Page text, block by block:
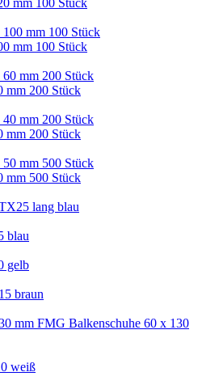
mm 100 Stück
mm 200 Stück
mm 200 Stück
mm 500 Stück
lang blau
blau
gelb
braun
FMG Balkenschuhe 60 x 130
weiß